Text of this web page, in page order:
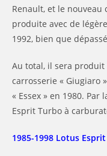
Renault, et le nouveau
produite avec de
1992, bien que
Au total, il sera
carrosserie « Giugiaro
« Essex » en 1980.
Esprit Turbo à
1985-1998 Lotus